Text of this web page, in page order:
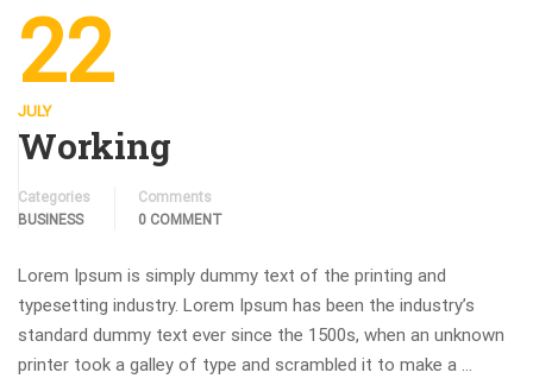
22
JULY
Working
Categories
BUSINESS
Comments
0 COMMENT
Lorem Ipsum is simply dummy text of the printing and
typesetting industry. Lorem Ipsum has been the industry’s
standard dummy text ever since the 1500s, when an unknown
printer took a galley of type and scrambled it to make a …